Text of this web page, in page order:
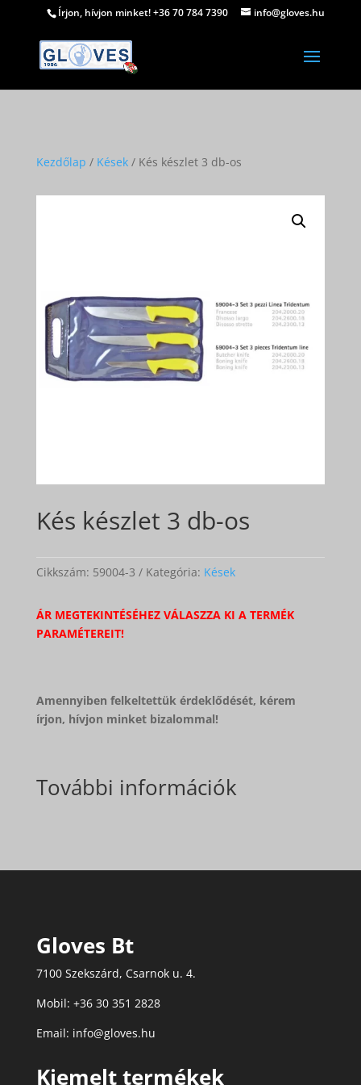
Írjon, hívjon minket! +36 70 784 7390 info@gloves.hu
Kezdőlap / Kések/ Kés készlet 3 db-os
Kés készlet 3 db-os
Cikkszám: 59004-3 Kategória: Kések
ÁR MEGTEKINTÉSÉHEZ VÁLASZZA KI A TERMÉK
PARAMÉTEREIT!
Amennyiben felkeltettük érdeklődését, kérem
írjon, hívjon minket bizalommal!
További információk
Gloves Bt
7100 Szekszárd, Csarnok u. 4.
Mobil: +36 30 351 2828
Email: info@gloves.hu
Kiemelt termékek